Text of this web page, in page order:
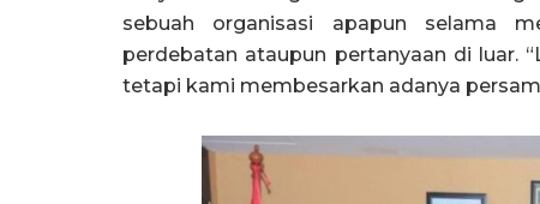
sebuah organisasi apapun selama
perdebatan ataupun pertanyaan di luar.
tetapi kami membesarkan adanya